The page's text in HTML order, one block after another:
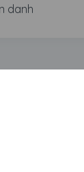
danh